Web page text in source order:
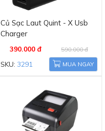
Củ Sạc Laut Quint - X Usb
Charger
390.000 đ 590.000 đ
SKU: 3291 MUA NGAY